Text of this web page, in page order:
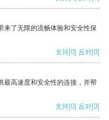
来了无限的流畅体验和安全性保
支持[0] 反对[0]
最高速度和安全性的连接，并帮
支持[0] 反对[0]